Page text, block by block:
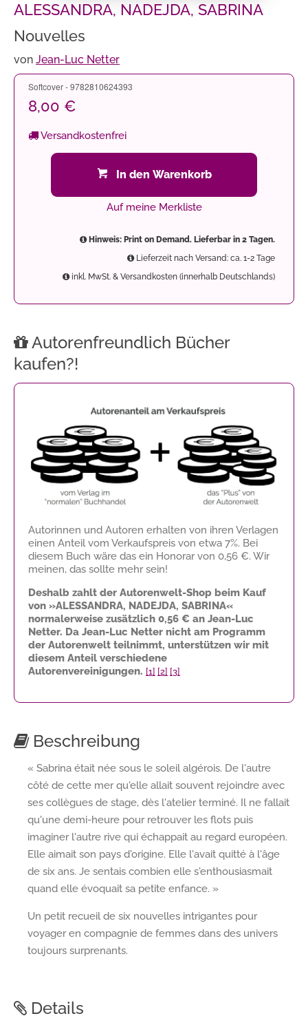
ALESSANDRA, NADEJDA, SABRINA
Nouvelles
von Jean-Luc Netter
Softcover - 9782810624393
8,00 €
Versandkostenfrei
In den Warenkorb
Auf meine Merkliste
Hinweis: Print on Demand. Lieferbar in 2 Tagen.
Lieferzeit nach Versand: ca. 1-2 Tage
inkl. MwSt. & Versandkosten (innerhalb Deutschlands)
Autorenfreundlich Bücher
kaufen?!
Autorinnen und Autoren erhalten von ihren Verlagen
einen Anteil vom Verkaufspreis von etwa 7%. Bei
diesem Buch wäre das ein Honorar von 0,56 €. Wir
meinen, das sollte mehr sein!
Deshalb zahlt der Autorenwelt-Shop beim Kauf
von »ALESSANDRA, NADEJDA, SABRINA«
normalerweise zusätzlich 0,56 € an Jean-Luc
Netter. Da Jean-Luc Netter nicht am Programm
der Autorenwelt teilnimmt, unterstützen wir mit
diesem Anteil verschiedene
Autorenvereinigungen. [1] [2] [3]
Beschreibung
« Sabrina était née sous le soleil algérois. De l'autre
côté de cette mer qu'elle allait souvent rejoindre avec
ses collègues de stage, dès l'atelier terminé. Il ne fallait
qu'une demi-heure pour retrouver les flots puis
imaginer l'autre rive qui échappait au regard européen.
Elle aimait son pays d'origine. Elle l'avait quitté à l'âge
de six ans. Je sentais combien elle s'enthousiasmait
quand elle évoquait sa petite enfance. »
Un petit recueil de six nouvelles intrigantes pour
voyager en compagnie de femmes dans des univers
toujours surprenants.
Details